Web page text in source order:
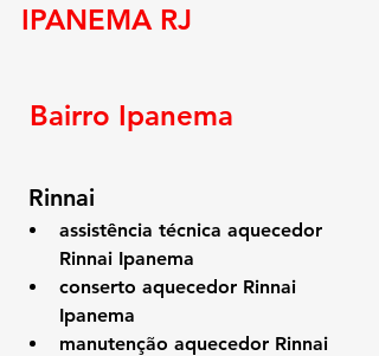
IPANEMA RJ
Bairro Ipanema
Rinnai
assistência técnica aquecedor
Rinnai Ipanema
conserto aquecedor Rinnai
Ipanema
manutenção aquecedor Rinnai